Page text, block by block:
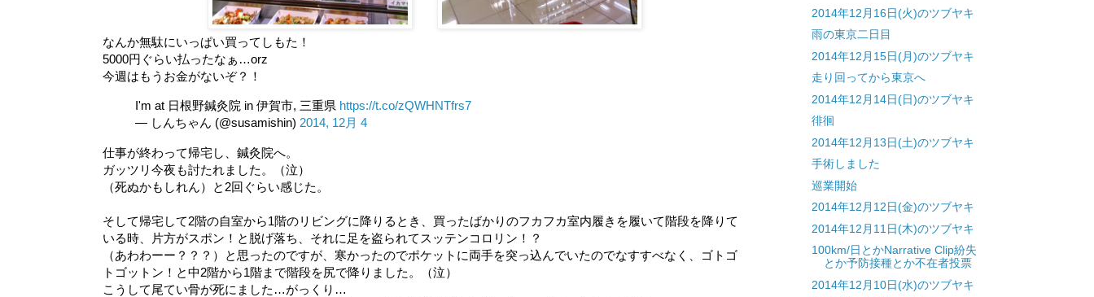
なんか無駄にいっぱい買ってしもた！
5000円ぐらい払ったなぁ…orz
今週はもうお金がないぞ？！
I'm at 日根野鍼灸院 in 伊賀市, 三重県 https://t.co/zQWHNTfrs7
— しんちゃん (@susamishin) 2014, 12月 4
仕事が終わって帰宅し、鍼灸院へ。
ガッツリ今夜も討たれました。（泣）
（死ぬかもしれん）と2回ぐらい感じた。
そして帰宅して2階の自室から1階のリビングに降りるとき、買ったばかりのフカフカ室内履きを履いて階段を降りて
いる時、片方がスポン！と脱げ落ち、それに足を盗られてスッテンコロリン！？
（あわわーー？？？）と思ったのですが、寒かったのでポケットに両手を突っ込んでいたのでなすすべなく、ゴトゴ
トゴットン！と中2階から1階まで階段を尻で降りました。（泣）
こうして尾てい骨が死にました…がっくり…
2014年12月16日(火)のツブヤキ
雨の東京二日目
2014年12月15日(月)のツブヤキ
走り回ってから東京へ
2014年12月14日(日)のツブヤキ
徘徊
2014年12月13日(土)のツブヤキ
手術しました
巡業開始
2014年12月12日(金)のツブヤキ
2014年12月11日(木)のツブヤキ
100km/日とかNarrative Clip紛失
とか予防接種とか不在者投票
2014年12月10日(水)のツブヤキ